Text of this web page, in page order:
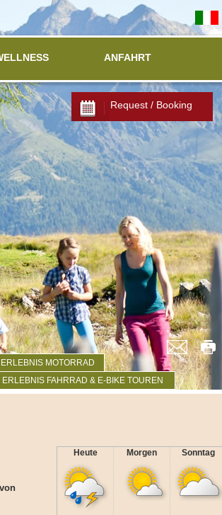
Request / Booking
ERLEBNIS MOTORRAD
ERLEBNIS FAHRRAD & E-BIKE TOUREN
ANFAHRT
Heute Morgen Sonntag